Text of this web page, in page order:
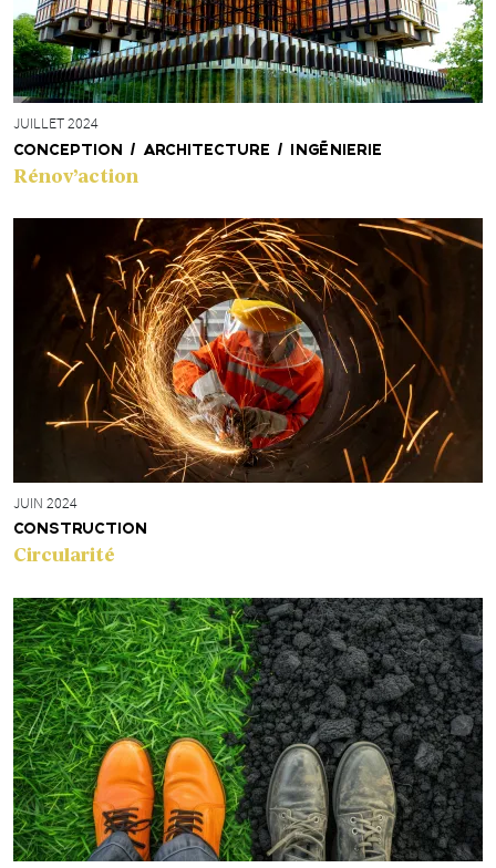
JUILLET 2024
CONCEPTION / ARCHITECTURE / INGÉNIERIE
Rénov’action
JUIN 2024
CONSTRUCTION
Circularité